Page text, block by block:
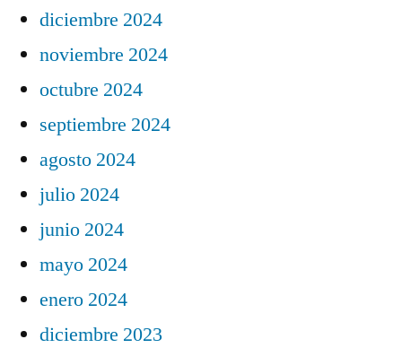
diciembre 2024
noviembre 2024
octubre 2024
septiembre 2024
agosto 2024
julio 2024
junio 2024
mayo 2024
enero 2024
diciembre 2023